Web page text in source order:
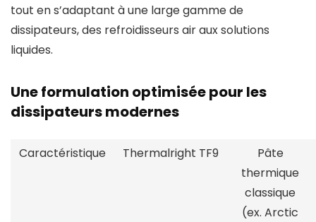
tout en s’adaptant à une large gamme de
dissipateurs, des refroidisseurs air aux solutions
liquides.
Une formulation optimisée pour les
dissipateurs modernes
Caractéristique Thermalright TF9
Pâte
thermique
classique
(ex. Arctic